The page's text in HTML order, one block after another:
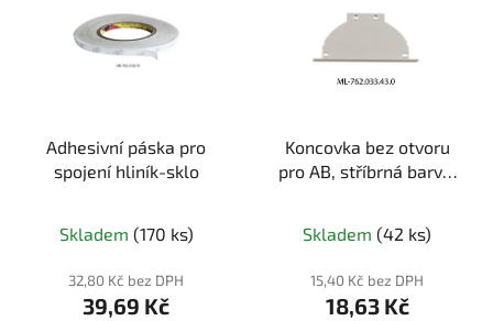
Adhesivní páska pro
spojení hliník-sklo
Skladem (170 ks)
32,80 Kč bez DPH
39,69 Kč
Koncovka bez otvoru
pro AB, stříbrná barva,
Skladem (42 ks)
15,40 Kč bez DPH
18,63 Kč